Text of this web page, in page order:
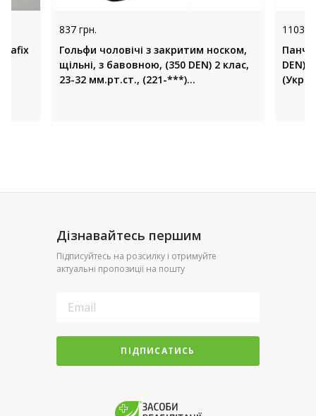
837 грн.
Гольфи чоловічі з закритим носком,
щільні, з бавовною, (350 DEN) 2 клас,
23-32 мм.рт.ст., (221-***)
1103
DEN)
Дізнавайтесь першим
Підписуйтесь на розсилку і отримуйте
актуальні пропозиції на пошту
ПІДПИСАТИСЬ